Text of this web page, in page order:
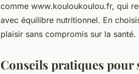
comme www.kouloukoulou.fr, qui
avec équilibre nutritionnel. En
plaisir sans compromis sur la santé.
Conseils pratiques pour